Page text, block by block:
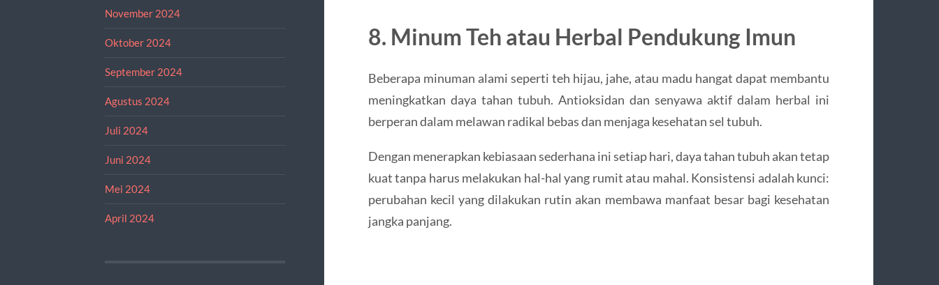
November 2024
Oktober 2024
September 2024
Agustus 2024
Juli 2024
Juni 2024
Mei 2024
April 2024
8. Minum Teh atau Herbal Pendukung Imun
Beberapa minuman alami seperti teh hijau, jahe, atau madu hangat dapat membantu
meningkatkan daya tahan tubuh. Antioksidan dan senyawa aktif dalam herbal ini
berperan dalam melawan radikal bebas dan menjaga kesehatan sel tubuh.
Dengan menerapkan kebiasaan sederhana ini setiap hari, daya tahan tubuh akan tetap
kuat tanpa harus melakukan hal-hal yang rumit atau mahal. Konsistensi adalah kunci:
perubahan kecil yang dilakukan rutin akan membawa manfaat besar bagi kesehatan
jangka panjang.